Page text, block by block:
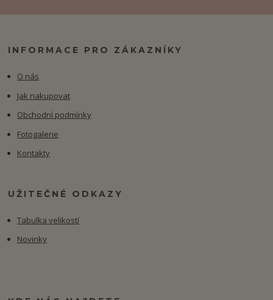
INFORMACE PRO ZÁKAZNÍKY
O nás
Jak nakupovat
Obchodní podmínky
Fotogalerie
Kontakty
UŽITEČNÉ ODKAZY
Tabulka velikostí
Novinky